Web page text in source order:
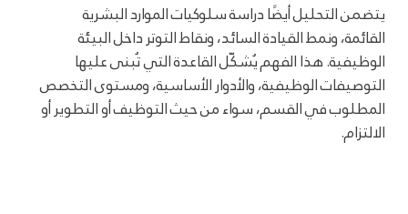
يتضمن التحليل أيضًا دراسة سلوكيات الموارد البشرية
القائمة، ونمط القيادة السائد، ونقاط التوتر داخل البيئة
الوظيفية. هذا الفهم يُشكّل القاعدة التي تُبنى عليها
التوصيفات الوظيفية، والأدوار الأساسية، ومستوى التخصص
المطلوب في القسم، سواء من حيث التوظيف أو التطوير أو
الالتزام.